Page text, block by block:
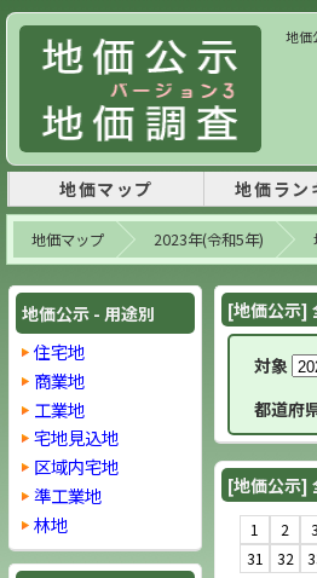
地価
地価マップ 地価ラン
地価マップ 2023年(令和5年)
地価公示 - 用途別
住宅地
商業地
工業地
宅地見込地
区域内宅地
準工業地
林地
[地価公示]
対象
都道府
[地価公示]
1 2 3
31
32